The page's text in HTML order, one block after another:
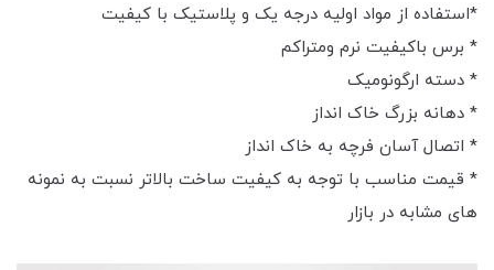
*استفاده از مواد اولیه درجه یک و پلاستیک با کیفیت
* برس باکیفیت نرم ومتراکم
* دسته ارگونومیک
* دهانه بزرگ خاک انداز
* اتصال آسان فرچه به خاک انداز
* قیمت مناسب با توجه به کیفیت ساخت بالاتر نسبت به نمونه
های مشابه در بازار